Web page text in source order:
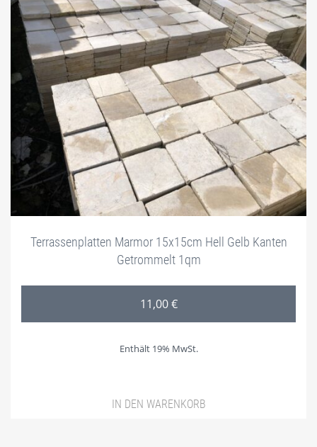
Terrassenplatten Marmor 15x15cm Hell Gelb Kanten
Getrommelt 1qm
11,00€
Enthält 19% MwSt.
IN DEN WARENKORB